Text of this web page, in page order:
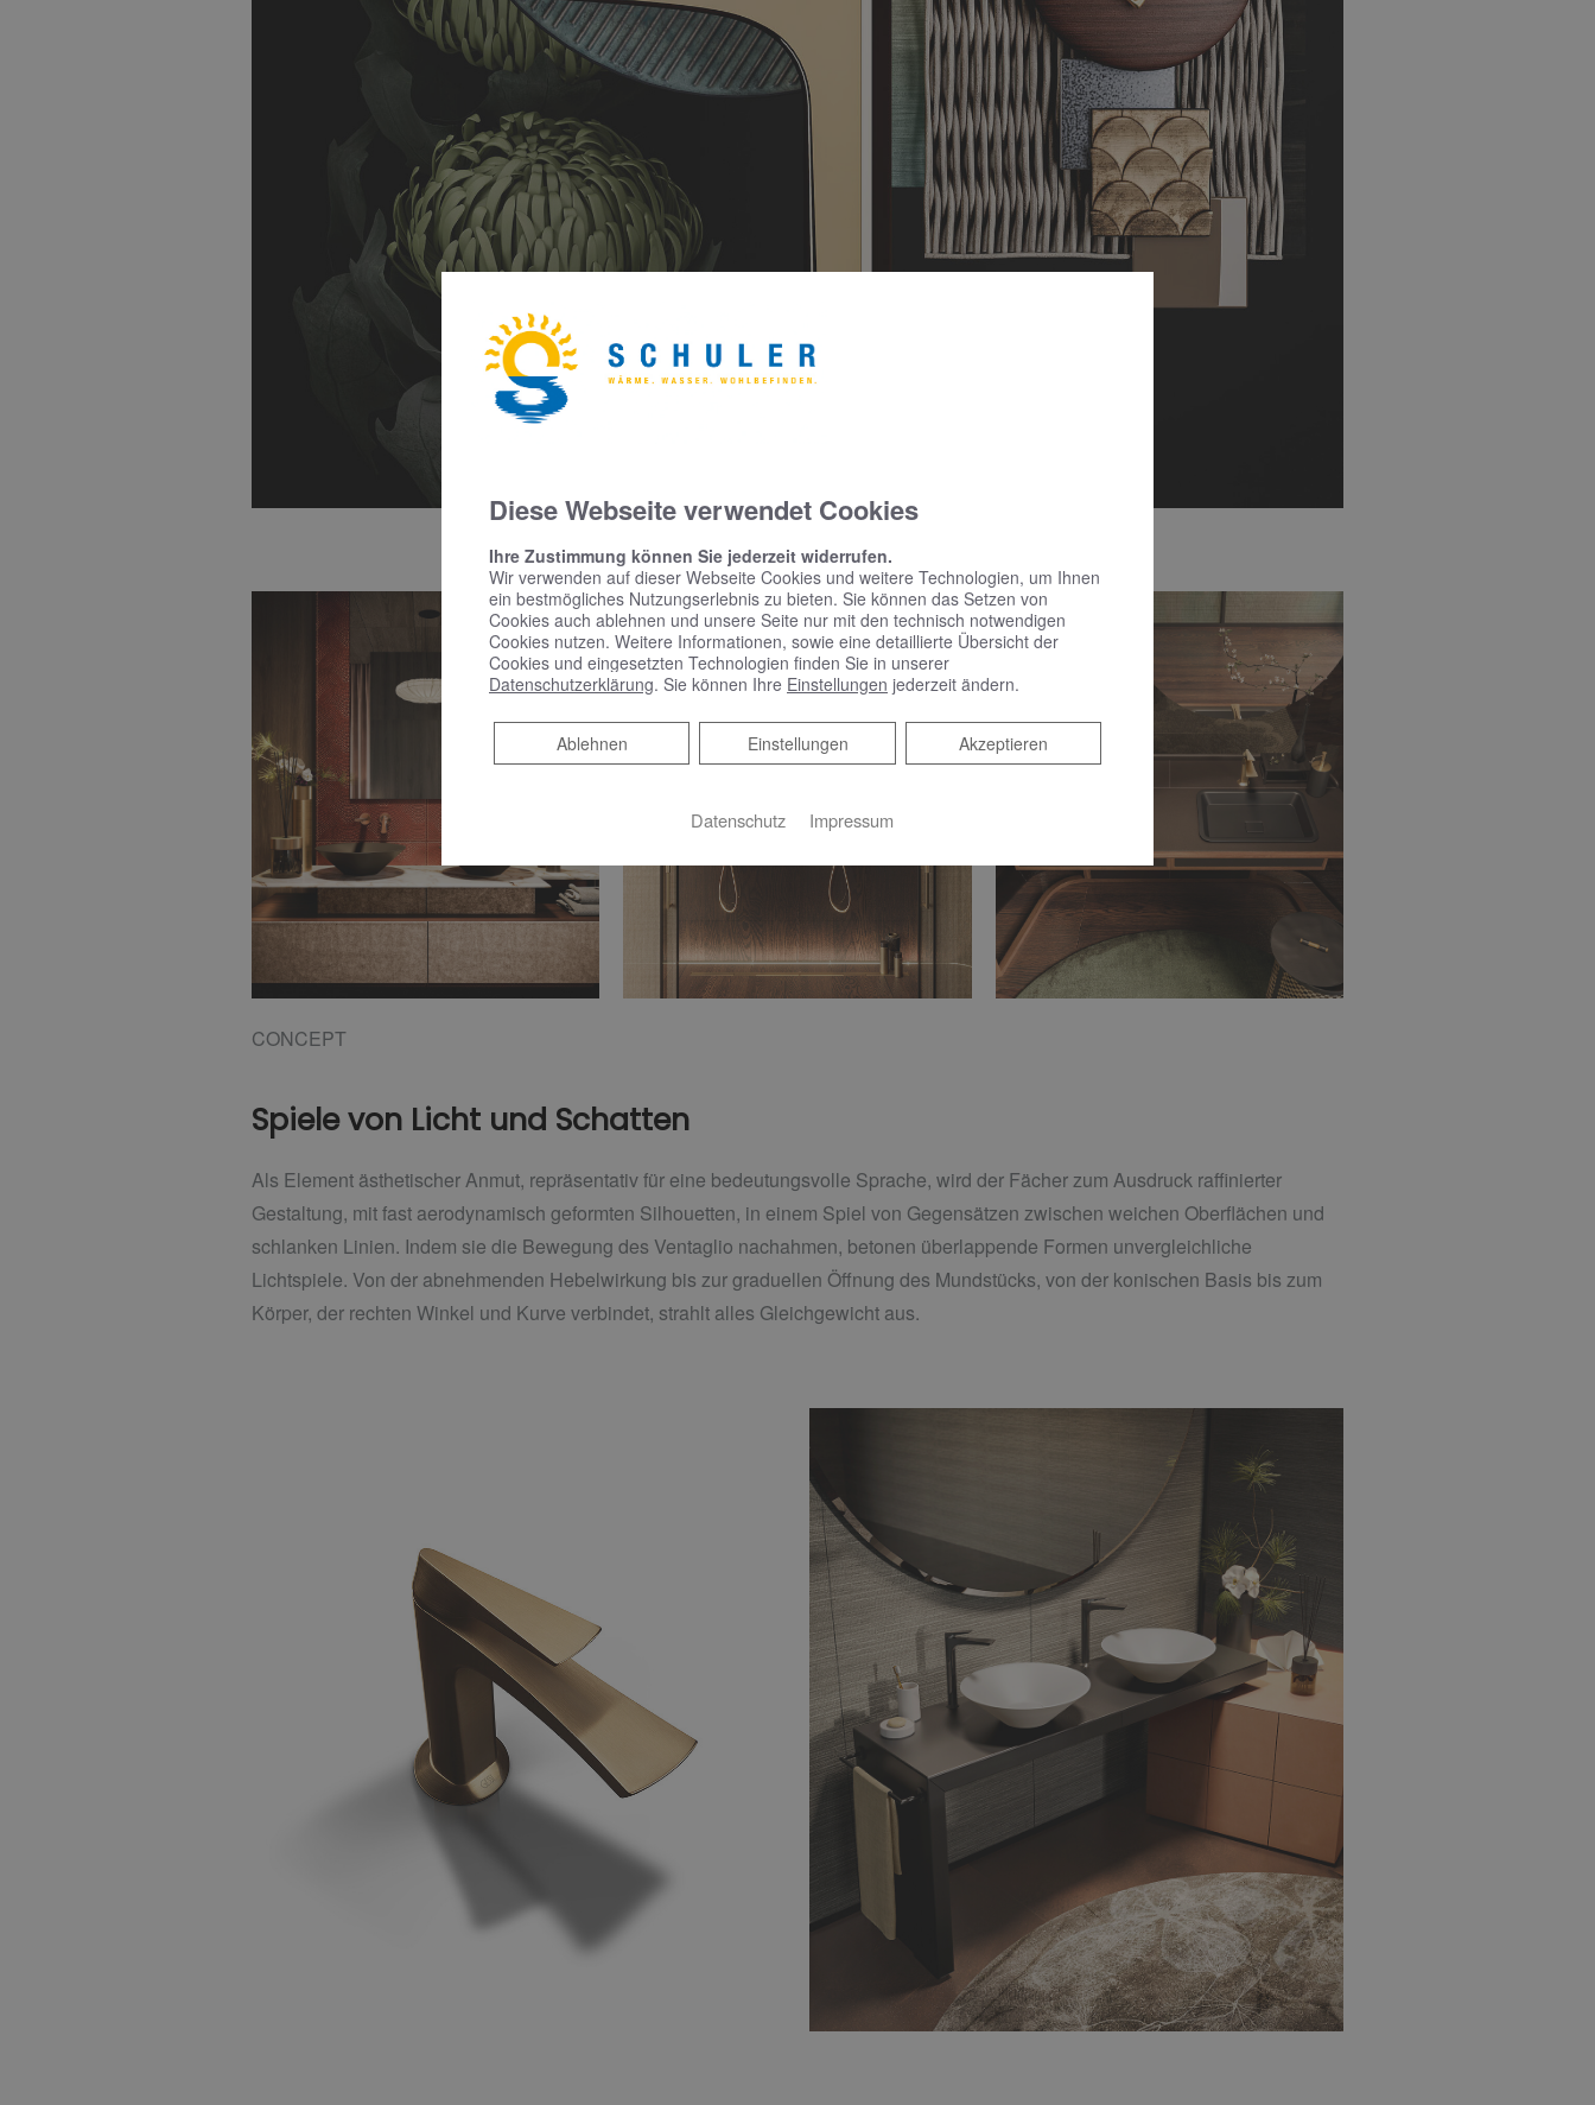
CONCEPT
Spiele von Licht und Schatten
Als Element ästhetischer Anmut, repräsentativ für eine bedeutungsvolle Sprache, wird der Fächer zum Ausdruck raffinierter
Gestaltung, mit fast aerodynamisch geformten Silhouetten, in einem Spiel von Gegensätzen zwischen weichen Oberflächen und
schlanken Linien. Indem sie die Bewegung des Ventaglio nachahmen, betonen überlappende Formen unvergleichliche
Lichtspiele. Von der abnehmenden Hebelwirkung bis zur graduellen Öffnung des Mundstücks, von der konischen Basis bis zum
Körper, der rechten Winkel und Kurve verbindet, strahlt alles Gleichgewicht aus.
Diese Webseite verwendet Cookies
Ihre Zustimmung können Sie jederzeit widerrufen.
Wir verwenden auf dieser Webseite Cookies und weitere Technologien, um Ihnen
ein bestmögliches Nutzungserlebnis zu bieten. Sie können das Setzen von
Cookies auch ablehnen und unsere Seite nur mit den technisch notwendigen
Cookies nutzen. Weitere Informationen, sowie eine detaillierte Übersicht der
Cookies und eingesetzten Technologien finden Sie in unserer
Datenschutzerklärung. Sie können Ihre Einstellungen jederzeit ändern.
Akzeptieren
Einstellungen
Ablehnen
Ablehnen
Datenschutz Impressum